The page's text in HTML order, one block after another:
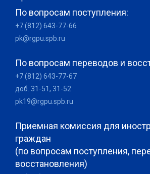
По вопросам поступления:
+7 (812) 643-77-66
pk@rgpu.spb.ru
По вопросам переводов и
+7 (812) 643-77-67
доб. 31-51, 31-52
pk19@rgpu.spb.ru
Приемная комиссия для
граждан
(по вопросам поступления,
восстановления)